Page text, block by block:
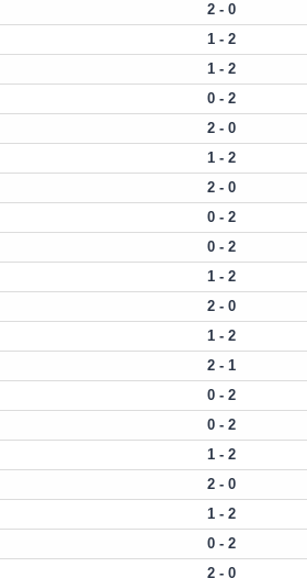
2 - 0
1 - 2
1 - 2
0 - 2
2 - 0
1 - 2
2 - 0
0 - 2
0 - 2
1 - 2
2 - 0
1 - 2
2 - 1
0 - 2
0 - 2
1 - 2
2 - 0
1 - 2
0 - 2
2 - 0